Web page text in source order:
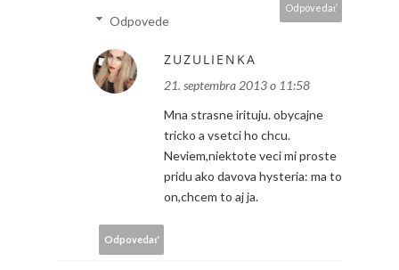
Odpovedať
Odpovede
ZUZULIENKA
21. septembra 2013 o 11:58
Mna strasne irituju. obycajne
tricko a vsetci ho chcu.
Neviem,niektote veci mi proste
pridu ako davova hysteria: ma to
on,chcem to aj ja.
Odpovedať